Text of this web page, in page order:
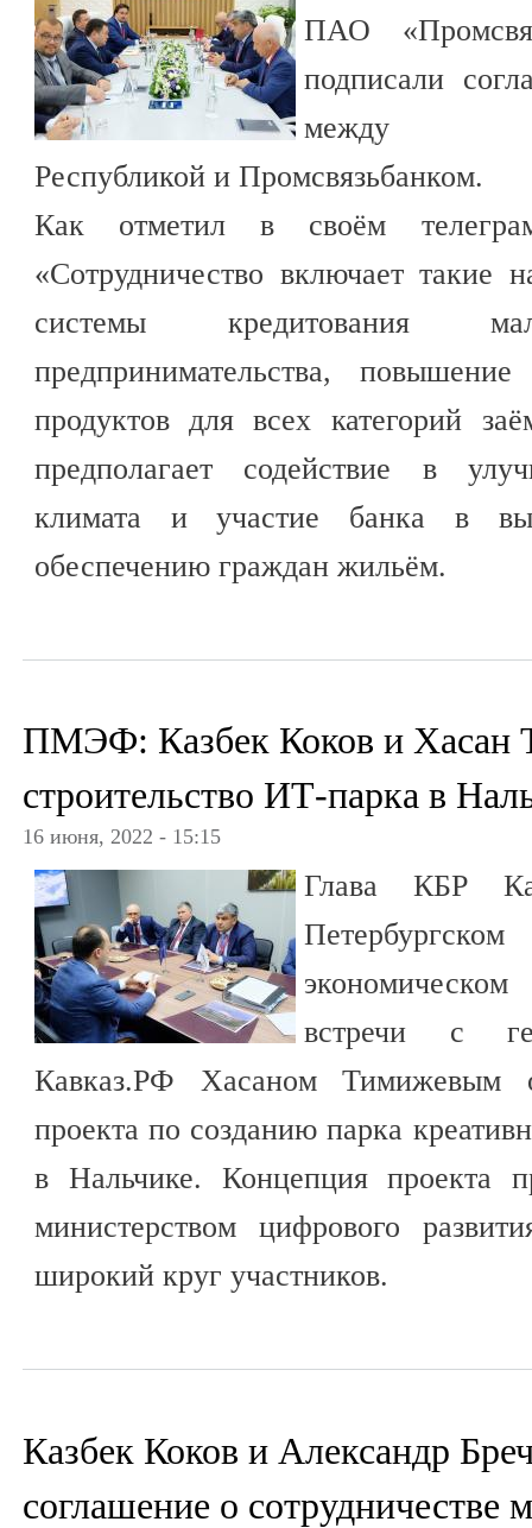
ПАО
подписали
между
Республикой и Промсвязьбанком.
Как отметил в своём
«Сотрудничество включает такие
системы кредитования
предпринимательства,
продуктов для всех категорий
предполагает содействие в
климата и участие банка в
обеспечению граждан жильём.
ПМЭФ: Казбек Коков и Хасан
строительство ИТ-парка в
16 июня, 2022 - 15:15
Глава КБР
встречи с
Кавказ.РФ Хасаном Тимижевым
проекта по созданию парка
в Нальчике. Концепция проекта
министерством цифрового
широкий круг участников.
Казбек Коков и Александр
соглашение о сотрудничестве